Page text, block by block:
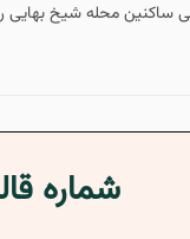
ساکنین محله شیخ
شماره